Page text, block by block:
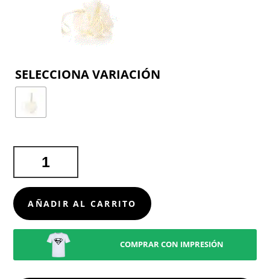
KIKA
CANTIDAD
AÑADIR AL CARRITO
COMPRAR CON IMPRESIÓN